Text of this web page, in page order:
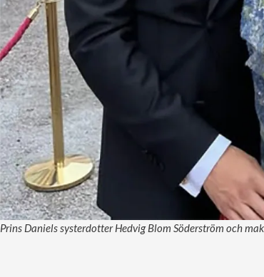
Prins Daniels systerdotter Hedvig Blom Söderström och